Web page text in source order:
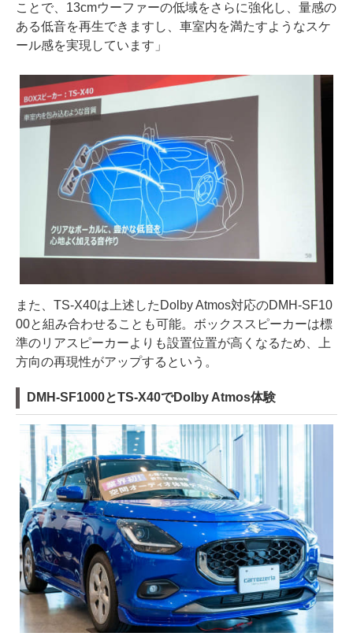
ことで、13cmウーファーの低域をさらに強化し、量感の
ある低音を再生できますし、車室内を満たすようなスケ
ール感を実現しています」
また、TS-X40は上述したDolby Atmos対応のDMH-SF10
00と組み合わせることも可能。ボックススピーカーは標
準のリアスピーカーよりも設置位置が高くなるため、上
方向の再現性がアップするという。
DMH-SF1000とTS-X40でDolby Atmos体験